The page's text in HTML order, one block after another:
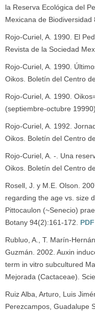
la Reserva Ecológica del
Mexicana de Biodiversidad
Rojo-Curiel, A. 1990. El
Revista de la Sociedad
Rojo-Curiel, A. 1990.
Oikos. Boletín del Centro
Rojo-Curiel, A. 1990.
(septiembre-octubre
Rojo-Curiel, A. 1992.
Oikos. Boletín del Centro
Rojo-Curiel, A. -. Una
Oikos. Boletín del Centro
Rosell, J. y M.E. Olson.
regarding the age vs. size
Pittocaulon (~Senecio)
Botany 94(2):161-172. PDF
Rubluo, A., T. Marín-
Guzmán. 2002. Auxin
term in vitro subcultured
Mejorada (Cactaceae).
Ruiz Alba, Arturo, Luis
Perezcampos, Guadalupe